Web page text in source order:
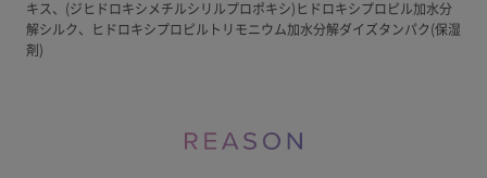
キス、(ジヒドロキシメチルシリルプロポキシ)ヒドロキシプロピル加水分
解シルク、ヒドロキシプロピルトリモニウム加水分解ダイズタンパク(保湿
剤)